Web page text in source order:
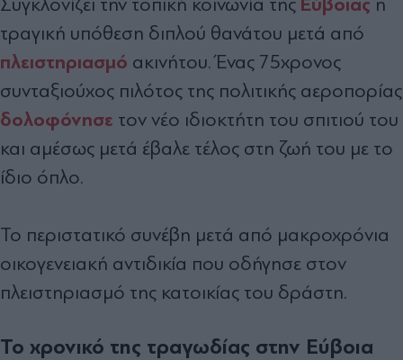
Συγκλονίζει την τοπική κοινωνία της
η
τραγική υπόθεση διπλού θανάτου μετά από
πλειστηριασμό ακινήτου. Ένας 75χρονος
συνταξιούχος πιλότος της πολιτικής αεροπορίας
δολοφόνησε τον νέο ιδιοκτήτη του σπιτιού του
και αμέσως μετά έβαλε τέλος στη ζωή του με το
ίδιο όπλο.
Το περιστατικό συνέβη μετά από μακροχρόνια
οικογενειακή αντιδικία που οδήγησε στον
πλειστηριασμό της κατοικίας του δράστη.
Το χρονικό της τραγωδίας στην Εύβοια